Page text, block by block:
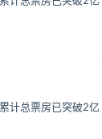
计总票房已突破2亿